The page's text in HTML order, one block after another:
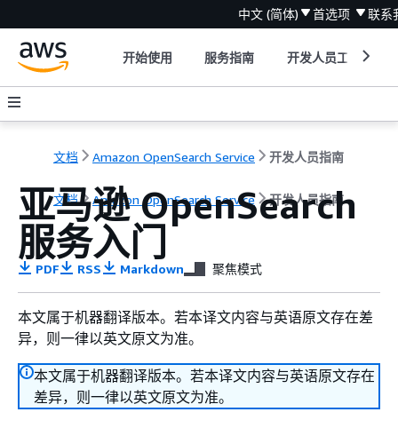
中文 (简体) 首选项 联系
开始使用 服务指南 开发人员工具
文档 Amazon OpenSearch Service 开发人员指南
文档 Amazon OpenSearch Service 开发人员指南
亚马逊 OpenSearch
服务入门
PDF RSS Markdown 聚焦模式
本文属于机器翻译版本。若本译文内容与英语原文存在差
异，则一律以英文原文为准。
本文属于机器翻译版本。若本译文内容与英语原文存在
差异，则一律以英文原文为准。